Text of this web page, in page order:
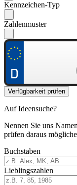
Kennzeichen-Typ
Zahlenmuster
Verfügbarkeit prüfen
Auf Ideensuche?
Nennen Sie uns
prüfen daraus
Buchstaben
Lieblingszahlen